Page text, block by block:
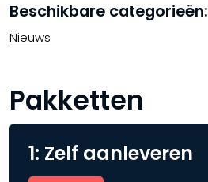
Beschikbare categorieën:
Nieuws
Pakketten
1: Zelf aanleveren